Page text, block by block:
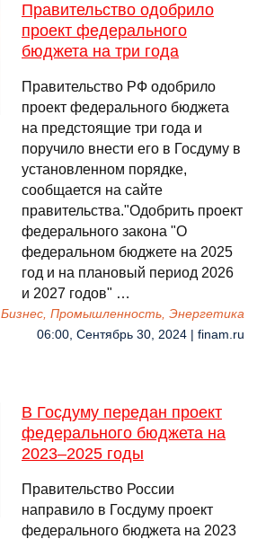
Правительство одобрило
проект федерального
бюджета на три года
Правительство РФ одобрило
проект федерального бюджета
на предстоящие три года и
поручило внести его в Госдуму в
установленном порядке,
сообщается на сайте
правительства."Одобрить проект
федерального закона "О
федеральном бюджете на 2025
год и на плановый период 2026
и 2027 годов" …
Бизнес, Промышленность, Энергетика
06:00, Сентябрь 30, 2024 | finam.ru
В Госдуму передан проект
федерального бюджета на
2023–2025 годы
Правительство России
направило в Госдуму проект
федерального бюджета на 2023